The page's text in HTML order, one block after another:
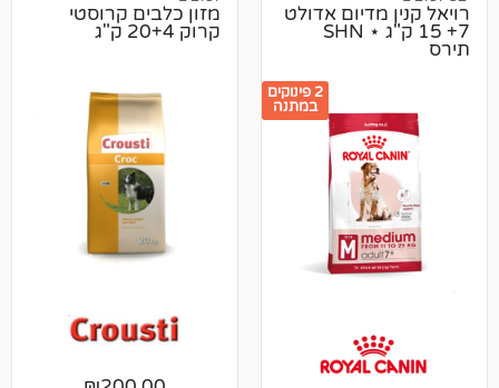
אדולט
7+ 15 ק"ג ⋆ SHN
מזון כלבים קרוסטי
קרוק 20+4 ק"ג